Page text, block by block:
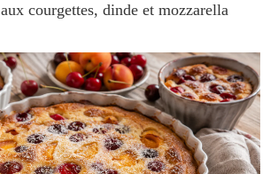
courgettes, dinde et mozzarella